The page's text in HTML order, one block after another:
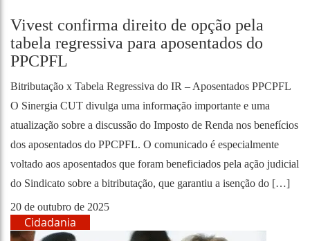
Vivest confirma direito de opção pela
tabela regressiva para aposentados do
PPCPFL
Bitributação x Tabela Regressiva do IR – Aposentados PPCPFL
O Sinergia CUT divulga uma informação importante e uma
atualização sobre a discussão do Imposto de Renda nos benefícios
dos aposentados do PPCPFL. O comunicado é especialmente
voltado aos aposentados que foram beneficiados pela ação judicial
do Sindicato sobre a bitributação, que garantiu a isenção do […]
20 de outubro de 2025
Cidadania